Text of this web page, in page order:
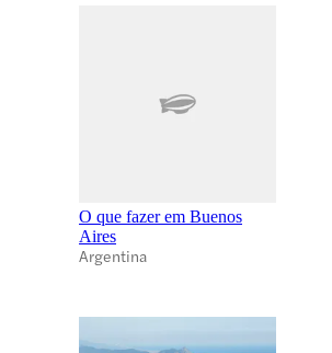
O que fazer em Buenos
Aires
Argentina